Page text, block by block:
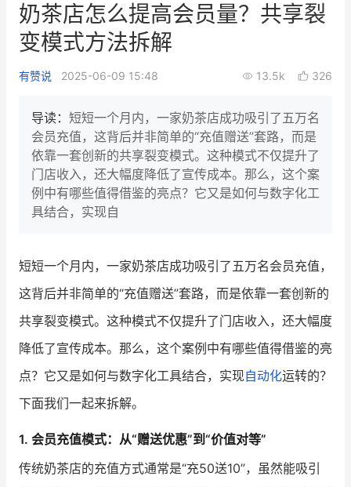
新零售大会
增长产品指南
智库 产品场景库
产品更新动态
新零售资讯
培训课程
增长俱乐部
增长俱乐部 有赞商盟
奶茶店怎么提高会员量？共享裂
变模式方法拆解
有赞说 2025-06-09 15:48 13.5k 326
导读： 短短一个月内，一家奶茶店成功吸引了五万名
会员充值，这背后并非简单的“充值赠送”套路，而是
依靠一套创新的共享裂变模式。这种模式不仅提升了
门店收入，还大幅度降低了宣传成本。那么，这个案
例中有哪些值得借鉴的亮点？它又是如何与数字化工
具结合，实现自
短短一个月内，一家奶茶店成功吸引了五万名会员充值，
这背后并非简单的“充值赠送”套路，而是依靠一套创新的
共享裂变模式。这种模式不仅提升了门店收入，还大幅度
降低了宣传成本。那么，这个案例中有哪些值得借鉴的亮
点？它又是如何与数字化工具结合，实现自动化运转的？
下面我们一起来拆解。
1. 会员充值模式：从“赠送优惠”到“价值对等”
传统奶茶店的充值方式通常是“充50送10”，虽然能吸引